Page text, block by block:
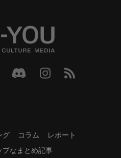
グ コラム
レポート
プなまとめ記事